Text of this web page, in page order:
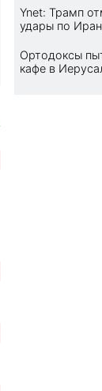
Ynet: Трамп
удары по
Ортодоксы
кафе в